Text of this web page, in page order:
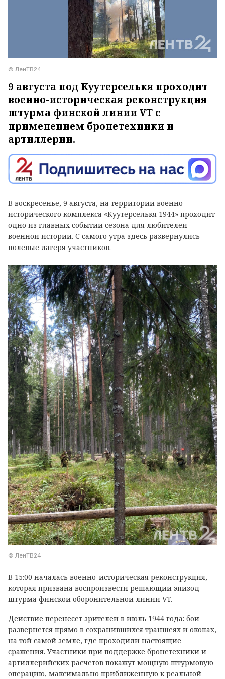
© ЛенТВ24
9 августа под Куутерселькя проходит
военно-историческая реконструкция
штурма финской линии VT с
применением бронетехники и
артиллерии.
В воскресенье, 9 августа, на территории военно-
исторического комплекса «Куутерселькя 1944» проходит
одно из главных событий сезона для любителей
военной истории. С самого утра здесь развернулись
полевые лагеря участников.
© ЛенТВ24
В 15:00 началась военно-историческая реконструкция,
которая призвана воспроизвести решающий эпизод
штурма финской оборонительной линии VT.
Действие перенесет зрителей в июль 1944 года: бой
развернется прямо в сохранившихся траншеях и окопах,
на той самой земле, где проходили настоящие
сражения. Участники при поддержке бронетехники и
артиллерийских расчетов покажут мощную штурмовую
операцию, максимально приближенную к реальной